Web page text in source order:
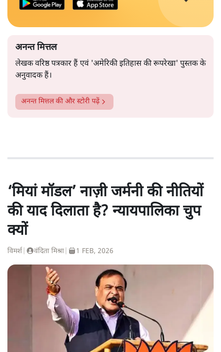
अनन्त मित्तल
लेखक वरिष्ठ पत्रकार हैं एवं 'अमेरिकी इतिहास की रूपरेखा' पुस्तक के
अनुवादक हैं।
अनन्त मित्तलकी और स्टोरी पढ़ें
‘मियां मॉडल’ नाज़ी जर्मनी की नीतियों
की याद दिलाता है? न्यायपालिका चुप
क्यों
विमर्श वंदिता मिश्रा 1 FEB, 2026